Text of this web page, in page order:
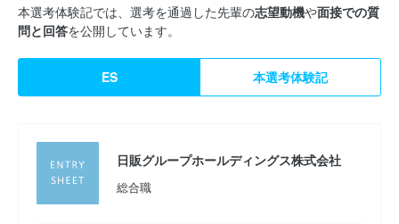
本選考体験記では、選考を通過した先輩の志望動機や面接での質
問と回答を公開しています。
ES 本選考体験記
日販グループホールディングス株式会社
総合職